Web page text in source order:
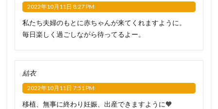
2022年10月11日 8:27 PM
私たち夫婦のもとに赤ちゃんが来てくれますように。
毎日楽しく過ごしながら待ってるよー。
結衣
2022年10月11日 7:51 PM
移植、無事に終わり妊娠、出産できますように🧡